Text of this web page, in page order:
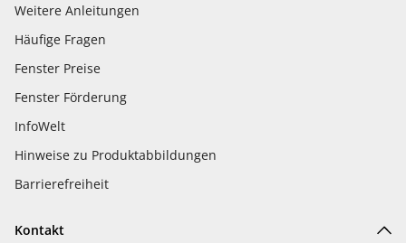
Weitere Anleitungen
Häufige Fragen
Fenster Preise
Fenster Förderung
InfoWelt
Hinweise zu Produktabbildungen
Barrierefreiheit
Kontakt